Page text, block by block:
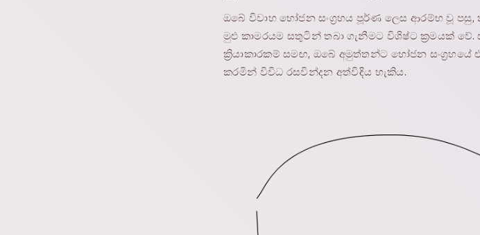
ඔබේ විවාහ භෝජන සංග්‍රහය පූර්ණ ලෙස ආරම්භ වූ
මුළු කාමරයම සතුටින් තබා ගැනීමට විශිෂ්ට ක්‍රමයක්
ක්‍රියාකාරකම් සමඟ, ඔබේ අමුත්තන්ට භෝජන
කරමින් විවිධ රසවින්දන අත්විඳිය හැකිය.